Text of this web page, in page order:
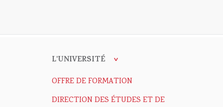
L'UNIVERSITÉ
OFFRE DE FORMATION
DIRECTION DES ÉTUDES ET DE